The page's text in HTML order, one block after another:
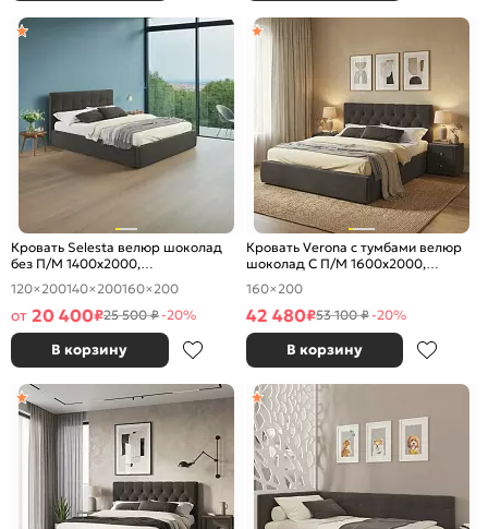
Кровать Selesta велюр шоколад
без П/М 1400x2000,
ортопедическое основание,
изголовье мягкое
120×200140×200160×200
от 20 400₽25 500 ₽-20%
В корзину
Кровать Verona с тумбами велюр
шоколад С П/М 1600x2000,
ортопедическое основание,
изголовье мягкое
160×200
42 480₽53 100 ₽-20%
В корзину